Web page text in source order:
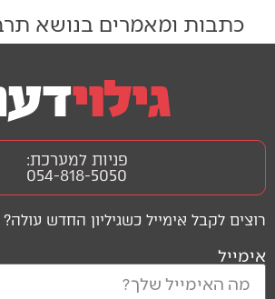
כתבות ומאמרים בנושא
רוצים לקבל אימייל כשגיליון החדש עולה?
אימייל
פניות למערכת:
054-818-5050